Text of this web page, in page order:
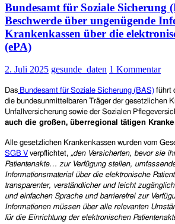
Bundesamt für Soziale Sicherung
Beschwerde über ungenügende
Krankenkassen über die
(ePA)
2. Juli 2025 gesunde_daten 1 Kommentar
Das Bundesamt für Soziale Sicherung (BAS) führt
die bundesunmittelbaren Träger der gesetzlichen
Unfallversicherung sowie der Sozialen
auch die großen, überregional tätigen
Alle gesetzlichen Krankenkassen wurden vom
SGB V verpflichtet, „den Versicherten, bevor sie
Patientenakte… zur Verfügung stellen,
Informationsmaterial über die elektronische
transparenter, verständlicher und leicht
und einfachen Sprache und barrierefrei zur
Informationen müssen über alle relevanten
für die Einrichtung der elektronischen